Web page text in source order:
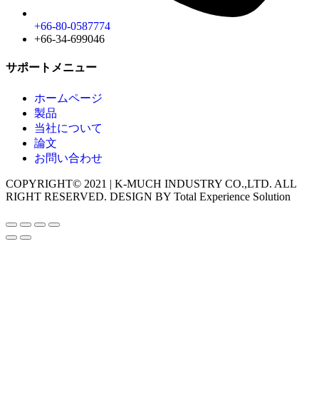
+66-80-0587774
+66-34-699046
サポートメニュー
ホームページ
製品
当社について
論文
お問い合わせ
COPYRIGHT© 2021 | K-MUCH INDUSTRY CO.,LTD. ALL
RIGHT RESERVED. DESIGN BY Total Experience Solution